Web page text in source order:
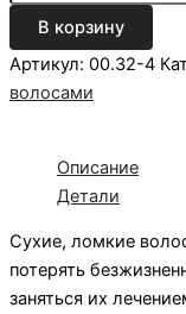
В корзину
Артикул: 00.32-4
волосами
Описание
Детали
Сухие, ломкие
потерять
заняться их